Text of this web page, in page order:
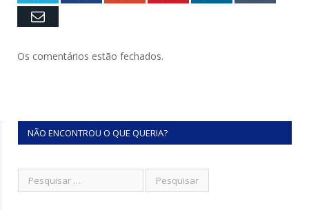
Email
Os comentários estão fechados.
NÃO ENCONTROU O QUE QUERIA?